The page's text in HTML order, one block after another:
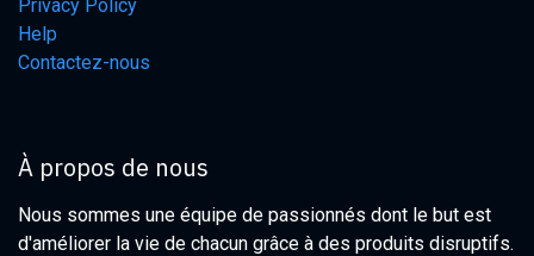
Privacy Policy
Help
Contactez-nous
À propos de nous
Nous sommes une équipe de passionnés dont le but est
d'améliorer la vie de chacun grâce à des produits disruptifs.